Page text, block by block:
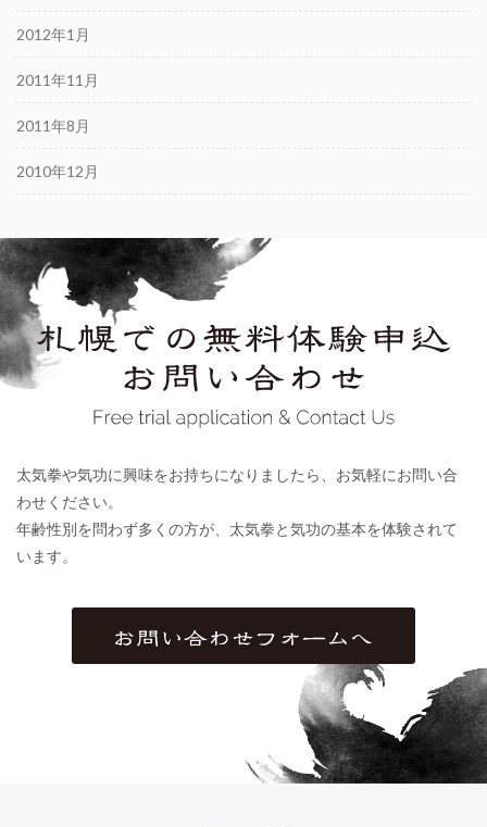
2012年1月
2011年11月
2011年8月
2010年12月
太気拳や気功に興味をお持ちになりましたら、お気軽にお問い合
わせください。
年齢性別を問わず多くの方が、太気拳と気功の基本を体験されて
います。